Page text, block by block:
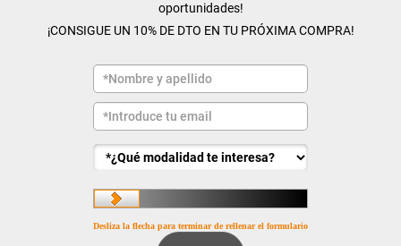
oportunidades!
¡CONSIGUE UN 10% DE DTO EN TU PRÓXIMA COMPRA!
Desliza la flecha para terminar de rellenar el formulario